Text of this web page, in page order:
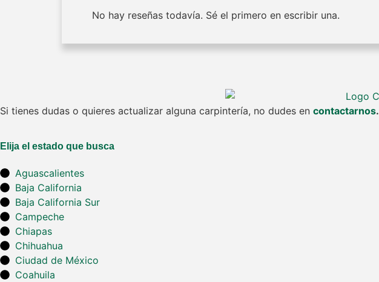
No hay reseñas todavía. Sé el primero en escribir una.
Si tienes dudas o quieres actualizar alguna carpintería, no dudes en contactarnos.
Elija el estado que busca
Aguascalientes
Baja California
Baja California Sur
Campeche
Chiapas
Chihuahua
Ciudad de México
Coahuila